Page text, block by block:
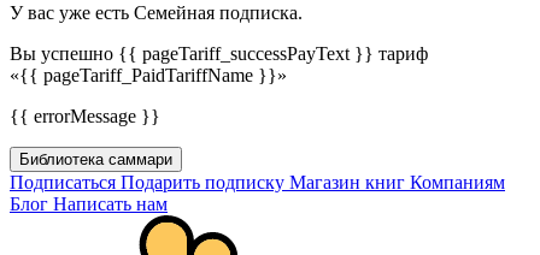
У вас уже есть Семейная подписка.
Вы успешно {{ pageTariff_successPayText }} тариф
«{{ pageTariff_PaidTariffName }}»
{{ errorMessage }}
Библиотека саммари
Подписаться Подарить подписку Магазин книг Компаниям
Блог Написать нам